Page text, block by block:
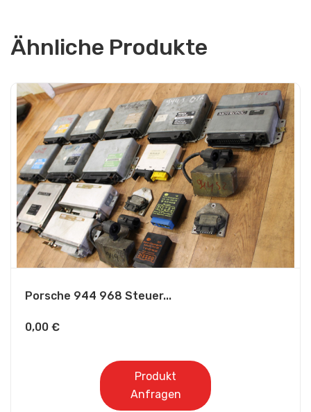
Ähnliche Produkte
Porsche 944 968 Steuer...
0,00 €
Produkt
Anfragen